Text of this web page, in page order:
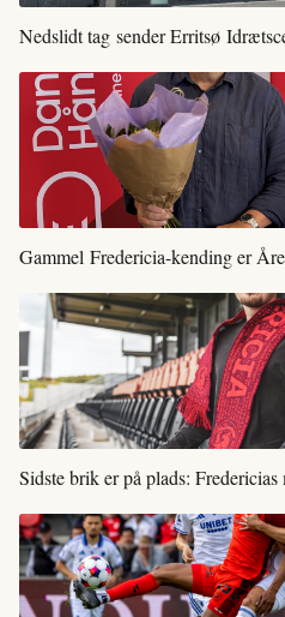
Nedslidt tag sender Erritsø
Gammel Fredericia-kending er
Sidste brik er på plads: